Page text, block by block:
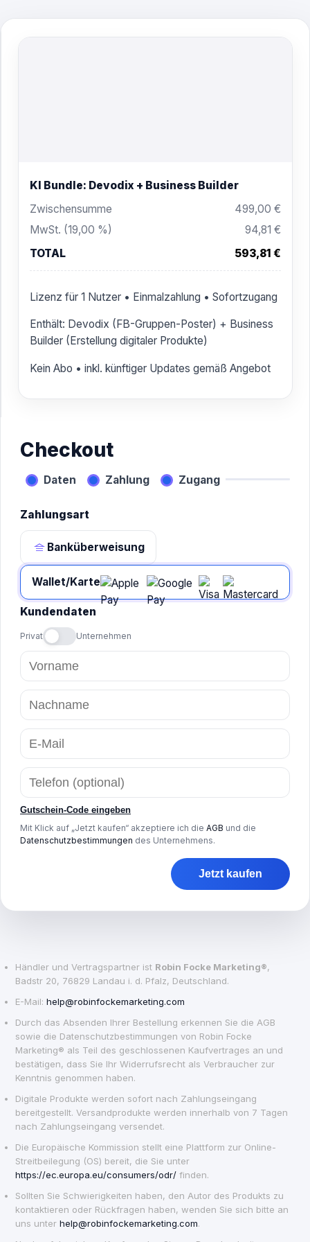
Checkout
Daten Zahlung Zugang
Zahlungsart
Banküberweisung
Wallet/Karte
Kundendaten
Privat Unternehmen
Gutschein-Code eingeben
Mit Klick auf „Jetzt kaufen“ akzeptiere ich die AGB und die
Datenschutzbestimmungen des Unternehmens.
Jetzt kaufen
KI Bundle: Devodix + Business Builder
Zwischensumme
499,00 €
MwSt. (19,00 %)
94,81 €
TOTAL
593,81 €
Lizenz für 1 Nutzer • Einmalzahlung • Sofortzugang
Enthält: Devodix (FB-Gruppen-Poster) + Business
Builder (Erstellung digitaler Produkte)
Kein Abo • inkl. künftiger Updates gemäß Angebot
Händler und Vertragspartner ist Robin Focke Marketing®,
Badstr 20, 76829 Landau i. d. Pfalz, Deutschland.
E-Mail:help@robinfockemarketing.com
Durch das Absenden Ihrer Bestellung erkennen Sie die AGB
sowie die Datenschutzbestimmungen von Robin Focke
Marketing® als Teil des geschlossenen Kaufvertrages an und
bestätigen, dass Sie Ihr Widerrufsrecht als Verbraucher zur
Kenntnis genommen haben.
Digitale Produkte werden sofort nach Zahlungseingang
bereitgestellt. Versandprodukte werden innerhalb von 7 Tagen
nach Zahlungseingang versendet.
Die Europäische Kommission stellt eine Plattform zur Online-
Streitbeilegung (OS) bereit, die Sie unter
https://ec.europa.eu/consumers/odr/ finden.
Sollten Sie Schwierigkeiten haben, den Autor des Produkts zu
kontaktieren oder Rückfragen haben, wenden Sie sich bitte an
uns unterhelp@robinfockemarketing.com.